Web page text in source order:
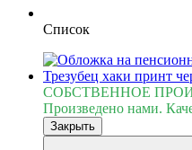
Список
СОБСТВЕННОЕ
Произведено нами.
Закрыть